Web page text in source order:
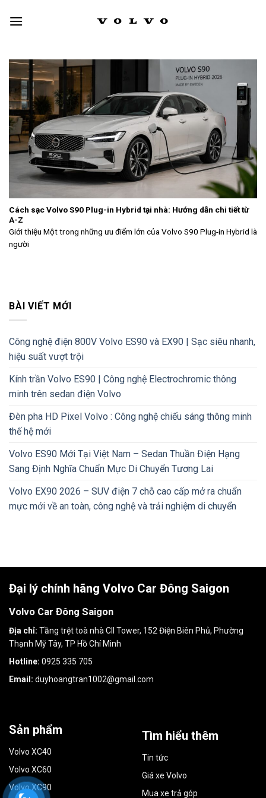
Cách sạc Volvo S90 Plug-in Hybrid tại nhà: Hướng dẫn chi tiết từ
A-Z
Giới thiệu Một trong những ưu điểm lớn của Volvo S90 Plug-in Hybrid là
người
BÀI VIẾT MỚI
Công nghệ điện 800V Volvo ES90 và EX90 | Sạc siêu nhanh,
hiệu suất vượt trội
Kính trần Volvo ES90 | Công nghệ Electrochromic thông
minh trên sedan điện Volvo
Đèn pha HD Pixel Volvo : Công nghệ chiếu sáng thông minh
thế hệ mới
Volvo ES90 Mới Tại Việt Nam – Sedan Thuần Điện Hạng
Sang Định Nghĩa Chuẩn Mực Di Chuyển Tương Lai
Volvo EX90 2026 – SUV điện 7 chỗ cao cấp mở ra chuẩn
mực mới về an toàn, công nghệ và trải nghiệm di chuyển
Đại lý chính hãng Volvo Car Đông Saigon
Volvo Car Đông Saigon
Địa chỉ: Tầng trệt toà nhà CII Tower, 152 Điện Biên Phủ, Phường
Thạnh Mỹ Tây, TP Hồ Chí Minh
Hotline: 0925 335 705
Email: duyhoangtran1002@gmail.com
Sản phẩm
Volvo XC40
Volvo XC60
Volvo XC90
Tìm hiểu thêm
Tin tức
Giá xe Volvo
Mua xe trả góp